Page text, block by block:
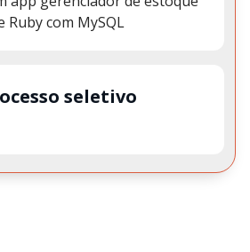
Ruby com MySQL
seletivo